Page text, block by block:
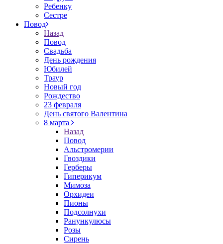
Ребенку
Сестре
Повод
Назад
Повод
Свадьба
День рождения
Юбилей
Траур
Новый год
Рождество
23 февраля
День святого Валентина
8 марта
Назад
Повод
Альстромерии
Гвоздики
Герберы
Гиперикум
Мимоза
Орхидеи
Пионы
Подсолнухи
Ранункулюсы
Розы
Сирень